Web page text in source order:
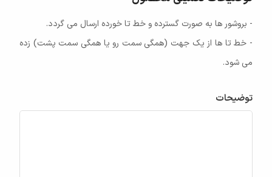
- بروشور ها به صورت گسترده و خط تا خورده ارسال می گردد.
- خط تا ها از یک جهت (همگی سمت رو یا همگی سمت پشت) زده
می شود.
توضیحات